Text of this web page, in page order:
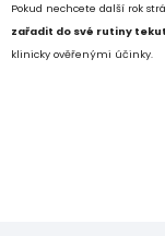
Pokud nechcete další rok
zařadit do své rutiny
klinicky ověřenými účinky.